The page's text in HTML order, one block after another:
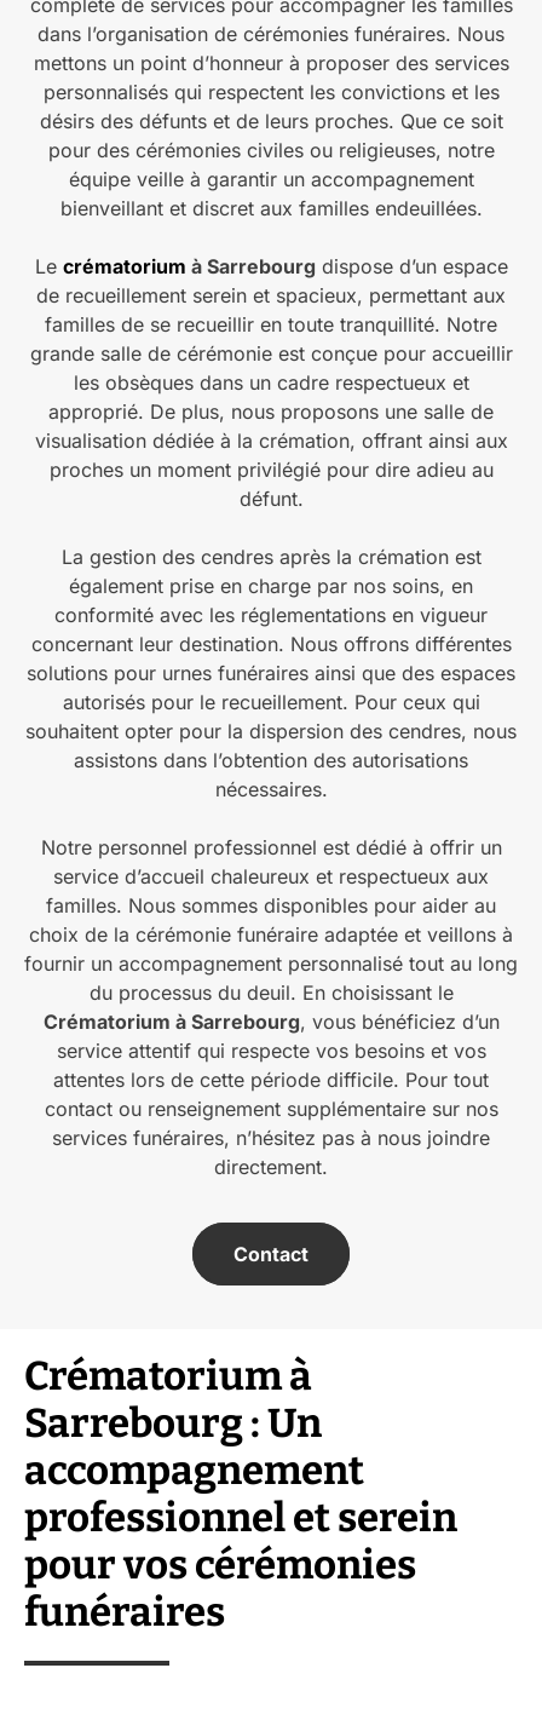
complète de services pour accompagner les familles
dans l’organisation de cérémonies funéraires. Nous
mettons un point d’honneur à proposer des services
personnalisés qui respectent les convictions et les
désirs des défunts et de leurs proches. Que ce soit
pour des cérémonies civiles ou religieuses, notre
équipe veille à garantir un accompagnement
bienveillant et discret aux familles endeuillées.
Le crématorium à Sarrebourg dispose d’un espace
de recueillement serein et spacieux, permettant aux
familles de se recueillir en toute tranquillité. Notre
grande salle de cérémonie est conçue pour accueillir
les obsèques dans un cadre respectueux et
approprié. De plus, nous proposons une salle de
visualisation dédiée à la crémation, offrant ainsi aux
proches un moment privilégié pour dire adieu au
défunt.
La gestion des cendres après la crémation est
également prise en charge par nos soins, en
conformité avec les réglementations en vigueur
concernant leur destination. Nous offrons différentes
solutions pour urnes funéraires ainsi que des espaces
autorisés pour le recueillement. Pour ceux qui
souhaitent opter pour la dispersion des cendres, nous
assistons dans l’obtention des autorisations
nécessaires.
Notre personnel professionnel est dédié à offrir un
service d’accueil chaleureux et respectueux aux
familles. Nous sommes disponibles pour aider au
choix de la cérémonie funéraire adaptée et veillons à
fournir un accompagnement personnalisé tout au long
du processus du deuil. En choisissant le
Crématorium à Sarrebourg, vous bénéficiez d’un
service attentif qui respecte vos besoins et vos
attentes lors de cette période difficile. Pour tout
contact ou renseignement supplémentaire sur nos
services funéraires, n’hésitez pas à nous joindre
directement.
Contact
Crématorium à
Sarrebourg : Un
accompagnement
professionnel et serein
pour vos cérémonies
funéraires